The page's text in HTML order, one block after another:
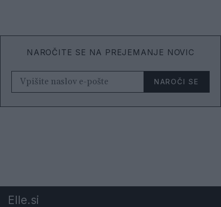
NAROČITE SE NA PREJEMANJE NOVIC
NAROČI SE
Elle.si